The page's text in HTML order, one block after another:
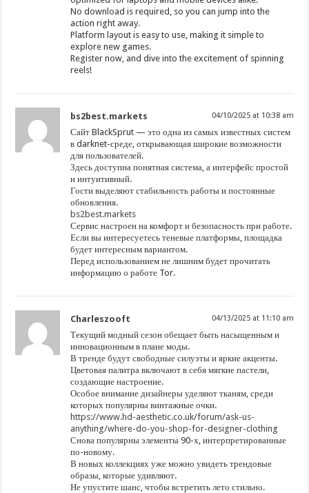
No download is required, so you can jump into the
action right away.
Platform layout is easy to use, making it simple to
explore new games.
Register now, and dive into the excitement of spinning
reels!
bs2best.markets 04/10/2025 at 10:38 am
Сайт BlackSprut — это одна из самых известных систем
в darknet-среде, открывающая широкие возможности
для пользователей.
Здесь доступна понятная система, а интерфейс простой
и интуитивный.
Гости выделяют стабильность работы и постоянные
обновления.
bs2best.markets
Сервис настроен на комфорт и безопасность при работе.
Если вы интересуетесь теневые платформы, площадка
будет интересным вариантом.
Перед использованием не лишним будет прочитать
информацию о работе Tor.
Charleszooft 04/13/2025 at 11:10 am
Текущий модный сезон обещает быть насыщенным и
инновационным в плане моды.
В тренде будут свободные силуэты и яркие акценты.
Цветовая палитра включают в себя мягкие пастели,
создающие настроение.
Особое внимание дизайнеры уделяют тканям, среди
которых популярны винтажные очки.
https://www.hd-aesthetic.co.uk/forum/ask-us-
anything/where-do-you-shop-for-designer-clothing
Снова популярны элементы 90-х, интерпретированные
по-новому.
В новых коллекциях уже можно увидеть трендовые
образы, которые удивляют.
Не упустите шанс, чтобы встретить лето стильно.